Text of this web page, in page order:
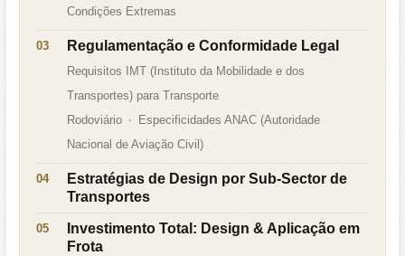
Condições Extremas
Regulamentação e Conformidade Legal
Requisitos IMT (Instituto da Mobilidade e dos
Transportes) para Transporte
Rodoviário
Especificidades ANAC (Autoridade
Nacional de Aviação Civil)
Estratégias de Design por Sub-Sector de
Transportes
Investimento Total: Design & Aplicação em
Frota